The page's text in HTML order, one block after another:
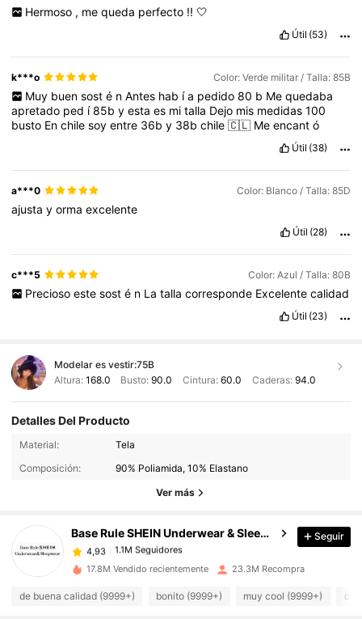
Hermoso , me queda perfecto !! 🤍
Útil (53)
k***o Color: Verde militar / Talla: 85B
Muy buen sost é n Antes hab ía pedido 80 b Me quedaba
apretado ped í85byestaes mitalla Dejo mis medidas100
busto Enchilesoyentre 36by 38bchile🇨🇱 Meencantó
Útil (38)
a***0 Color: Blanco / Talla: 85D
ajustayormaexcelente
Útil (28)
c***5 Color: Azul / Talla: 80B
Precioso este sost é n La talla corresponde Excelente calidad
Útil (23)
Modelar es vestir:75B
Altura: 168.0 Busto:90.0 Cintura: 60.0 Caderas: 94.0
Detalles Del Producto
Material:
Tela
Composición:
90% Poliamida, 10% Elastano
Ver más
Base Rule SHEIN Underwear & Sleepwear
1.1M Seguidores
1.1M Seguidores
4,93 1.1M Seguidores
4,93 1.1M Seguidores
Seguir
17.8M Vendido recientemente 23.3M Recompra
de buena calidad (9999+) bonito (9999+) muy cool (9999+)